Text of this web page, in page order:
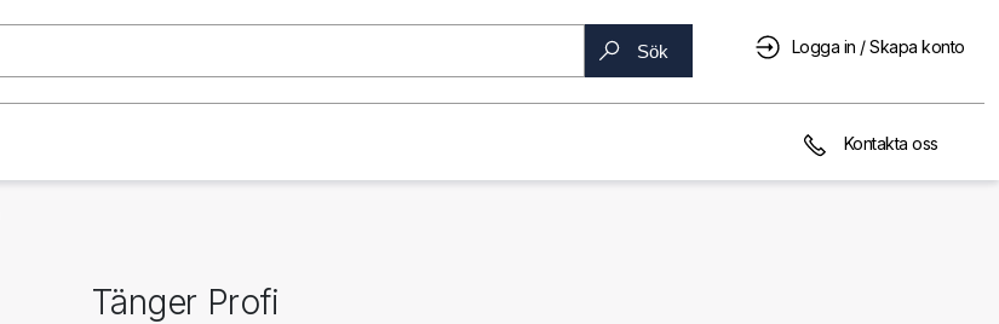
Sök Logga in / Skapa konto
Kontakta oss
Tänger Profi